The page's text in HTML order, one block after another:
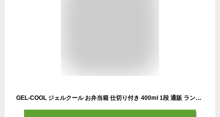
GEL-COOL ジェルクール お弁当箱 仕切り付き 400ml 1段 通販 ランチボックス 弁当箱 保冷お弁当箱 保冷ランチボックス 保冷弁当箱 一段 保冷 保冷剤付き ランチ 弁当 お弁当 スクエア 長方形 保冷剤 保冷剤一体型 ランチグッズ 便利